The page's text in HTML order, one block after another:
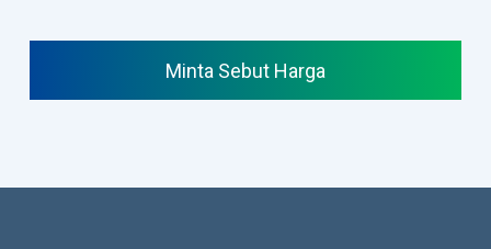
Minta Sebut Harga